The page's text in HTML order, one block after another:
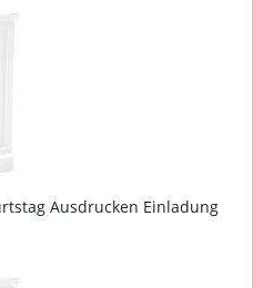
Ausdrucken Einladung